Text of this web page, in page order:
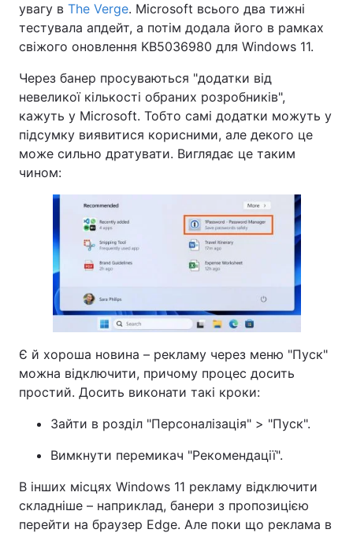
увагу в The Verge. Microsoft всього два тижні
тестувала апдейт, а потім додала його в рамках
свіжого оновлення KB5036980 для Windows 11.
Через банер просуваються "додатки від
невеликої кількості обраних розробників",
кажуть у Microsoft. Тобто самі додатки можуть у
підсумку виявитися корисними, але декого це
може сильно дратувати. Виглядає це таким
чином:
Є й хороша новина – рекламу через меню "Пуск"
можна відключити, причому процес досить
простий. Досить виконати такі кроки:
Зайти в розділ "Персоналізація" > "Пуск".
Вимкнути перемикач "Рекомендації".
В інших місцях Windows 11 рекламу відключити
складніше – наприклад, банери з пропозицією
перейти на браузер Edge. Але поки що реклама в